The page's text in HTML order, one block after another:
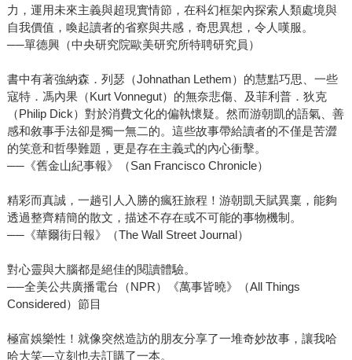
力，運用未來主義與超現實情節，在科幻框架內探索人類處境與
自我價值，喚起讀者的省察與共感，奇思異想，令人嘆服。
──單德興（中央研究院歐美研究所特聘研究員）
書中有著強納森．列瑟（Johnathan Lethem）的慧黠巧思、一些
寇特．馮內果（Kurt Vonnegut）的無奈悲傷、及菲利普．狄克
（Philip Dick）對於消費文化的偏執懷疑。然而游朝凱的語氣、善
感和敘事手法卻是獨一無二的。這些故事帶給讀者的不僅是苦澀
的笑意和哲學難題，更是存在主義式的內心衝擊。
──《舊金山紀事報》（San Francisco Chronicle）
精彩而真誠，一趟引人入勝的瘋狂旅程！游朝凱天賦異稟，能夠
透過整齊精簡的散文，描述不存在或不可能的事物機制。
──《華爾街日報》（The Wall Street Journal）
對心靈與大腦都是絕佳的閱讀體驗。
──全美公共廣播電台（NPR）《萬事皆曉》（All Things
Considered）節目
極富娛樂性！就像突然造訪的朋友分享了一堆奇妙故事，讓我哈
哈大笑—立刻也去訂購了一本。